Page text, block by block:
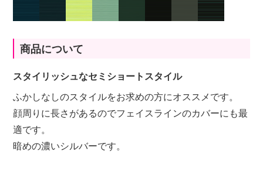
商品について
スタイリッシュなセミショートスタイル
ふかしなしのスタイルをお求めの方にオススメです。
顔周りに長さがあるのでフェイスラインのカバーにも最
適です。
暗めの濃いシルバーです。